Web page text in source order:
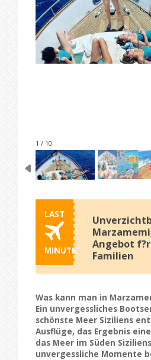
1 / 10
LAST
MINUTE
Angebot
Familien
Was kann man in
Ein unvergessliches
schönste Meer Siziliens
Ausflüge, das Ergebnis
das Meer im Süden
unvergessliche Momente